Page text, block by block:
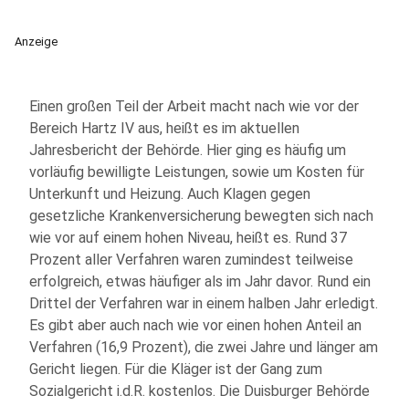
Anzeige
Einen großen Teil der Arbeit macht nach wie vor der
Bereich Hartz IV aus, heißt es im aktuellen
Jahresbericht der Behörde. Hier ging es häufig um
vorläufig bewilligte Leistungen, sowie um Kosten für
Unterkunft und Heizung. Auch Klagen gegen
gesetzliche Krankenversicherung bewegten sich nach
wie vor auf einem hohen Niveau, heißt es. Rund 37
Prozent aller Verfahren waren zumindest teilweise
erfolgreich, etwas häufiger als im Jahr davor. Rund ein
Drittel der Verfahren war in einem halben Jahr erledigt.
Es gibt aber auch nach wie vor einen hohen Anteil an
Verfahren (16,9 Prozent), die zwei Jahre und länger am
Gericht liegen. Für die Kläger ist der Gang zum
Sozialgericht i.d.R. kostenlos. Die Duisburger Behörde